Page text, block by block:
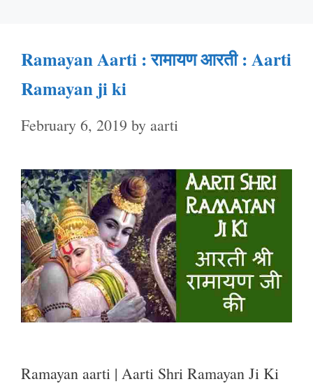
Ramayan Aarti : रामायण आरती : Aarti
Ramayan ji ki
February 6, 2019 by aarti
Ramayan aarti | Aarti Shri Ramayan Ji Ki